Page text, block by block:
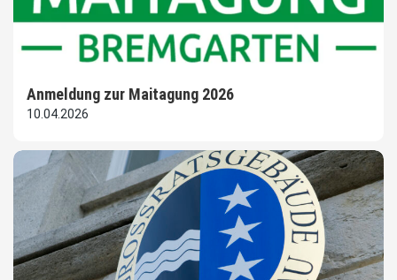
Anmeldung zur Maitagung 2026
10.04.2026